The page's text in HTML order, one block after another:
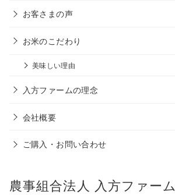
お客さまの声
お米のこだわり
美味しい理由
入方ファームの理念
会社概要
ご購入・お問い合わせ
農事組合法人 入方ファーム